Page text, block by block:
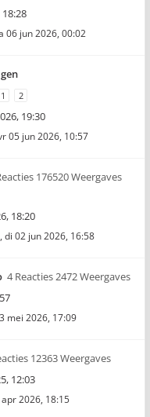
06 jun 2026, 00:02
1 2
19:30
05 jun 2026, 10:57
176520 Weergaves
18:20
, di 02 jun 2026, 16:58
4 Reacties 2472 Weergaves
mei 2026, 17:09
12363 Weergaves
12:03
2026, 18:15